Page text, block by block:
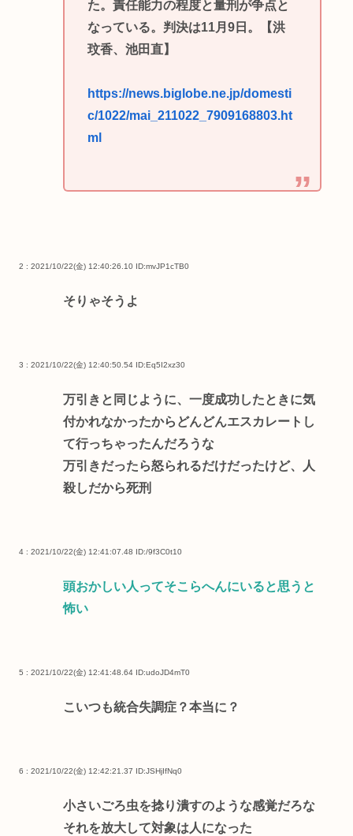
た。責任能力の程度と量刑が争点と
なっている。判決は11月9日。【洪
玟香、池田直】
https://news.biglobe.ne.jp/domesti
c/1022/mai_211022_7909168803.ht
ml
2 : 2021/10/22(金) 12:40:26.10 ID:mvJP1cTB0
そりゃそうよ
3 : 2021/10/22(金) 12:40:50.54 ID:Eq5I2xz30
万引きと同じように、一度成功したときに気
付かれなかったからどんどんエスカレートし
て行っちゃったんだろうな
万引きだったら怒られるだけだったけど、人
殺しだから死刑
4 : 2021/10/22(金) 12:41:07.48 ID:/9f3C0t10
頭おかしい人ってそこらへんにいると思うと
怖い
5 : 2021/10/22(金) 12:41:48.64 ID:udoJD4mT0
こいつも統合失調症？本当に？
6 : 2021/10/22(金) 12:42:21.37 ID:JSHjIfNq0
小さいごろ虫を捻り潰すのような感覚だろな
それを放大して対象は人になった